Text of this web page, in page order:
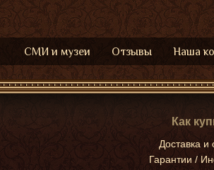
СМИ и музеи Отзывы Наша
Как
Доставка и
Гарантии /